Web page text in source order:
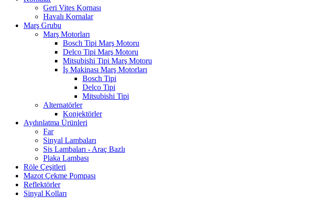
Geri Vites Kornası
Havalı Kornalar
Marş Grubu
Marş Motorları
Bosch Tipi Marş Motoru
Delco Tipi Marş Motoru
Mitsubishi Tipi Marş Motoru
İş Makinası Marş Motorları
Bosch Tipi
Delco Tipi
Mitsubishi Tipi
Alternatörler
Konjektörler
Aydınlatma Ürünleri
Far
Sinyal Lambaları
Sis Lambaları - Araç Bazlı
Plaka Lambası
Röle Çeşitleri
Mazot Çekme Pompası
Reflektörler
Sinyal Kolları